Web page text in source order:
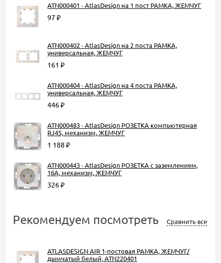
ATN000401 - AtlasDesign на 1 пост РАМКА, ЖЕМЧУГ
97 ₽
ATN000402 - AtlasDesign на 2 поста РАМКА,
универсальная, ЖЕМЧУГ
161 ₽
ATN000404 - AtlasDesign на 4 поста РАМКА,
универсальная, ЖЕМЧУГ
446₽
ATN000483 - AtlasDesign РОЗЕТКА компьютерная
RJ45, механизм, ЖЕМЧУГ
1 188 ₽
ATN000443 - AtlasDesign РОЗЕТКА с заземлением,
16А, механизм, ЖЕМЧУГ
326₽
Рекомендуем посмотреть Сравнить все
ATLASDESIGN AIR 1-постовая РАМКА, ЖЕМЧУГ/
дымчатый белый, ATN220401